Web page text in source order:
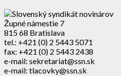
Župné námestie 7
815 68 Bratislava
tel.: +421 (0) 2 5443 5071
fax: +421 (0) 2 5443 2438
e-mail: sekretariat@ssn.sk
e-mail: tlacovky@ssn.sk